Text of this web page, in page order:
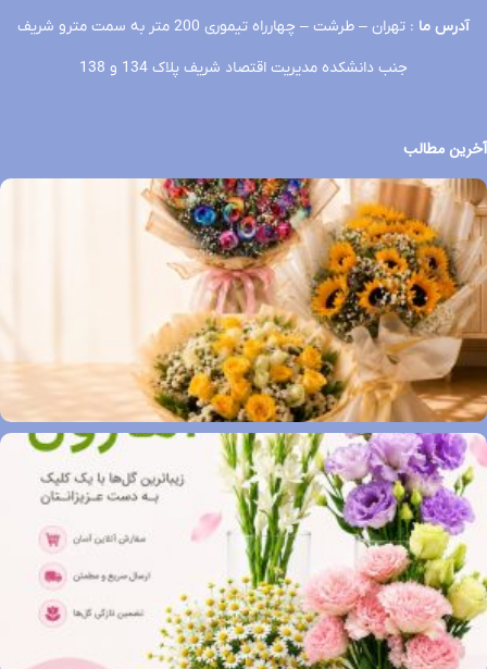
آدرس ما
: تهران – طرشت – چهارراه تیموری 200 متر به سمت مترو شریف
جنب دانشکده مدیریت اقتصاد شریف پلاک 134 و 138
آخرین مطالب